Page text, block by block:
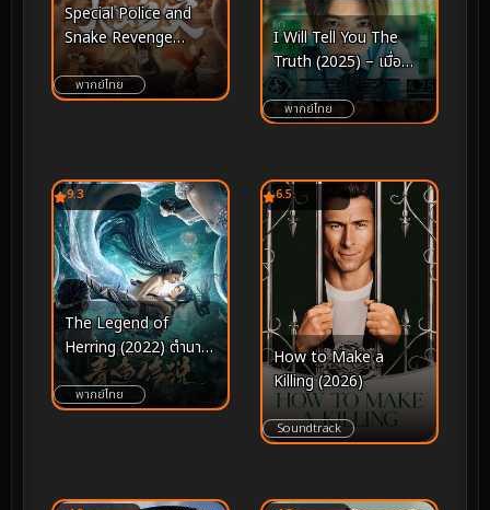
Special Police and
Snake Revenge
(2026) หายนะอสรพิษ
ร้าย
พากย์ไทย
I Will Tell You The
Truth (2025) – เมื่อ
ความจริงคือคมดาบ และ
การสารภาพคือจุดเริ่มต้น
พากย์ไทย
9.3
The Legend of
Herring (2022) ตำนาน
ปลาแฮร์ริ่ง
พากย์ไทย
6.5
How to Make a
Killing (2026)
Soundtrack